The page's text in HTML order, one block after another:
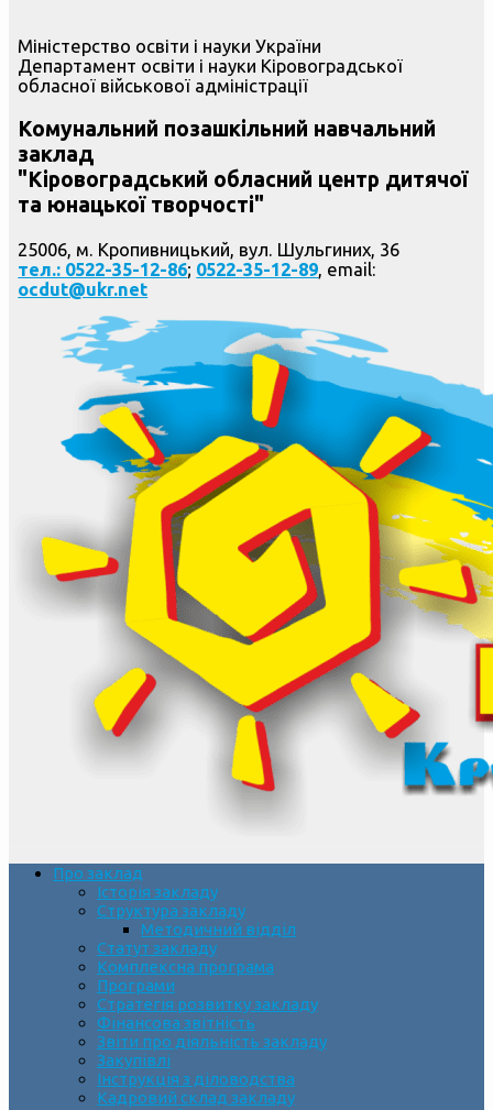
Міністерство освіти і науки України
Департамент освіти і науки Кіровоградської
обласної військової адміністрації
Комунальний позашкільний навчальний
заклад
"Кіровоградський обласний центр дитячої
та юнацької творчості"
25006, м. Кропивницький, вул. Шульгиних, 36
тел.: 0522-35-12-86; 0522-35-12-89, email:
ocdut@ukr.net
Про заклад
Історія закладу
Структура закладу
Методичний відділ
Статут закладу
Комплексна програма
Програми
Стратегія розвитку закладу
Фінансова звітність
Звіти про діяльність закладу
Закупівлі
Інструкція з діловодства
Кадровий склад закладу